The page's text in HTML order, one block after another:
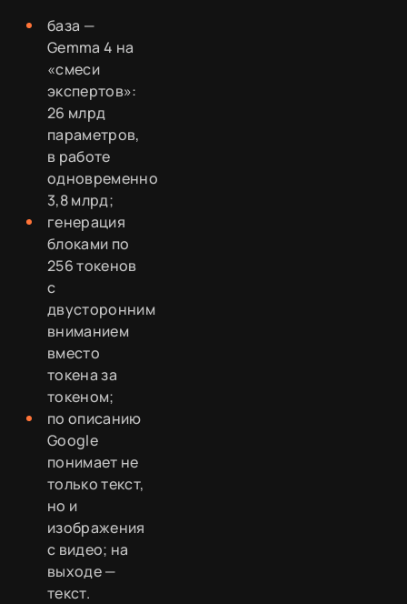
база —
Gemma 4 на
«смеси
экспертов»:
26 млрд
параметров,
в работе
одновременно
3,8 млрд;
генерация
блоками по
256 токенов
с
двусторонним
вниманием
вместо
токена за
токеном;
по описанию
Google
понимает не
только текст,
но и
изображения
с видео; на
выходе —
текст.